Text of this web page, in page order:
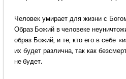
Человек умирает для жизни с
Образ Божий в человеке
образ Божий, и те, кто его в себе
их будет различна, так как
не будет.